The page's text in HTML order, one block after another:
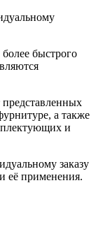
быстрого
представленных
а также
и
заказу
её применения.